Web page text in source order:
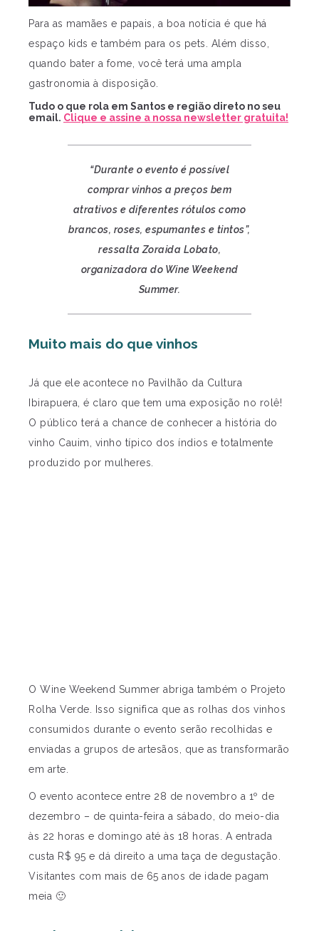
Para as mamães e papais, a boa notícia é que há
espaço kids e também para os pets. Além disso,
quando bater a fome, você terá uma ampla
gastronomia à disposição.
Tudo o que rola em Santos e região direto no seu
email. Clique e assine a nossa newsletter gratuita!
“Durante o evento é possível
comprar vinhos a preços bem
atrativos e diferentes rótulos como
brancos, roses, espumantes e tintos”,
ressalta Zoraida Lobato,
organizadora do Wine Weekend
Summer.
Muito mais do que vinhos
Já que ele acontece no Pavilhão da Cultura
Ibirapuera, é claro que tem uma exposição no rolê!
O público terá a chance de conhecer a história do
vinho Cauim, vinho típico dos índios e totalmente
produzido por mulheres.
O Wine Weekend Summer abriga também o Projeto
Rolha Verde. Isso significa que as rolhas dos vinhos
consumidos durante o evento serão recolhidas e
enviadas a grupos de artesãos, que as transformarão
em arte.
O evento acontece entre 28 de novembro a 1º de
dezembro – de quinta-feira a sábado, do meio-dia
às 22 horas e domingo até às 18 horas. A entrada
custa R$ 95 e dá direito a uma taça de degustação.
Visitantes com mais de 65 anos de idade pagam
meia 🙂